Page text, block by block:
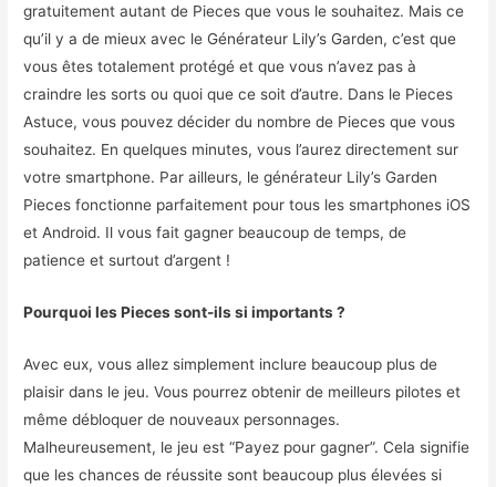
gratuitement autant de Pieces que vous le souhaitez. Mais ce
qu’il y a de mieux avec le Générateur Lily’s Garden, c’est que
vous êtes totalement protégé et que vous n’avez pas à
craindre les sorts ou quoi que ce soit d’autre. Dans le Pieces
Astuce, vous pouvez décider du nombre de Pieces que vous
souhaitez. En quelques minutes, vous l’aurez directement sur
votre smartphone. Par ailleurs, le générateur Lily’s Garden
Pieces fonctionne parfaitement pour tous les smartphones iOS
et Android. Il vous fait gagner beaucoup de temps, de
patience et surtout d’argent !
Pourquoi les Pieces sont-ils si importants ?
Avec eux, vous allez simplement inclure beaucoup plus de
plaisir dans le jeu. Vous pourrez obtenir de meilleurs pilotes et
même débloquer de nouveaux personnages.
Malheureusement, le jeu est “Payez pour gagner”. Cela signifie
que les chances de réussite sont beaucoup plus élevées si